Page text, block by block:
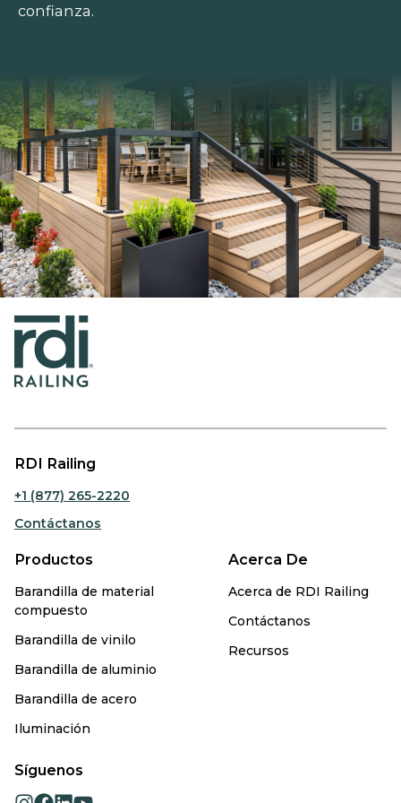
confianza.
RDI Railing
+1 (877) 265-2220
Contáctanos
Productos
Barandilla de material
compuesto
Barandilla de vinilo
Barandilla de aluminio
Barandilla de acero
Iluminación
Acerca De
Acerca de RDI Railing
Contáctanos
Recursos
Síguenos